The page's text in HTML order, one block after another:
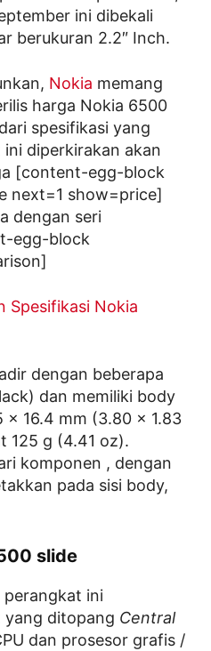
ini dibekali
berukuran 2.2″ Inch.
Nokia memang
harga Nokia 6500
spesifikasi yang
diperkirakan akan
[content-egg-block
next=1 show=price]
dengan seri
egg-block
Spesifikasi Nokia
dengan beberapa
dan memiliki body
x 16.4 mm (3.80 x 1.83
125 g (4.41 oz).
komponen , dengan
pada sisi body,
slide
ini
yang ditopang Central
dan prosesor grafis /